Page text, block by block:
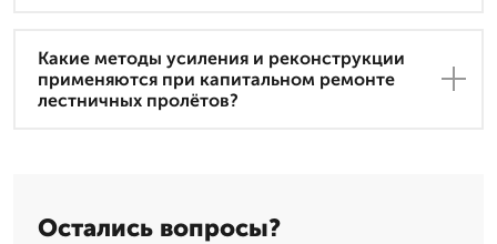
Какие методы усиления и реконструкции
применяются при капитальном ремонте
лестничных пролётов?
Остались вопросы?